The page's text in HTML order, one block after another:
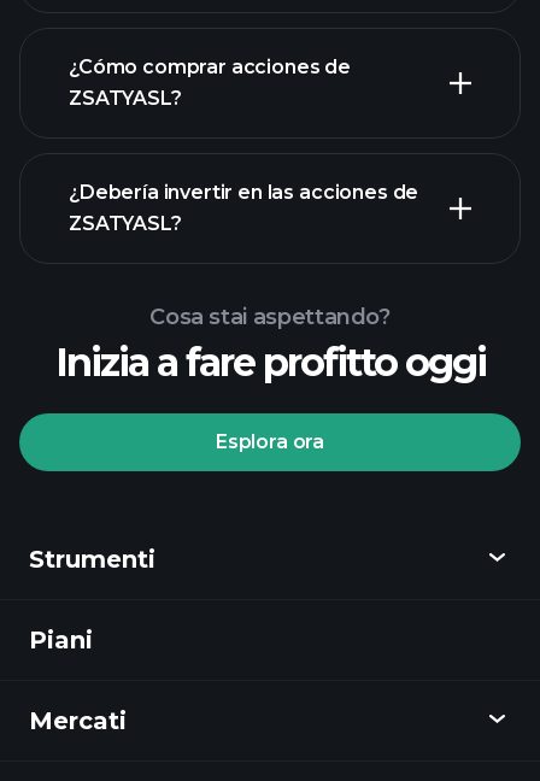
grandes
rapporti finanziari
¿Cómo comprar acciones de
ZSATYASL?
torneos Playtrade
bróker recomendado
¿Debería invertir en las acciones de
ZSATYASL?
mercado impulsados por IA
Cosa stai aspettando?
Inizia a fare profitto oggi
Esplora ora
Strumenti
Scopri
Piani
Mercati